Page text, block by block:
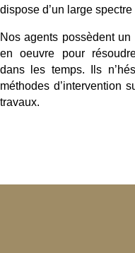
dispose d’un large
Nos agents possèdent
en oeuvre pour
dans les temps. Ils
méthodes d’intervention
travaux.